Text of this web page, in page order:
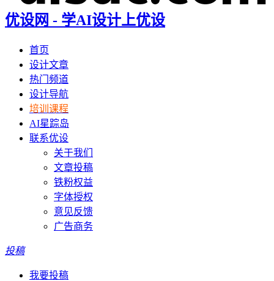
优设网 - 学AI设计上优设
首页
设计文章
热门频道
设计导航
培训课程
AI星踪岛
联系优设
关于我们
文章投稿
铁粉权益
字体授权
意见反馈
广告商务
投稿
我要投稿